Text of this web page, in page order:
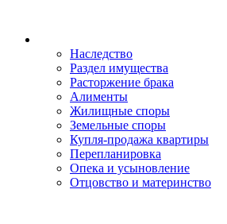
Наследство
Раздел имущества
Расторжение брака
Алименты
Жилищные споры
Земельные споры
Купля-продажа квартиры
Перепланировка
Опека и усыновление
Отцовство и материнство